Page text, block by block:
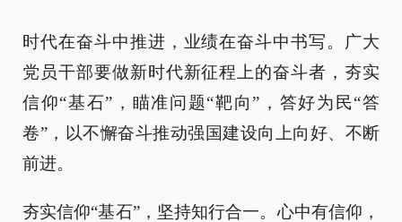
时代在奋斗中推进，业绩在奋斗中书写。广大
党员干部要做新时代新征程上的奋斗者，夯实
信仰“基石”，瞄准问题“靶向”，答好为民“答
卷”，以不懈奋斗推动强国建设向上向好、不断
前进。
夯实信仰“基石”，坚持知行合一。心中有信仰，